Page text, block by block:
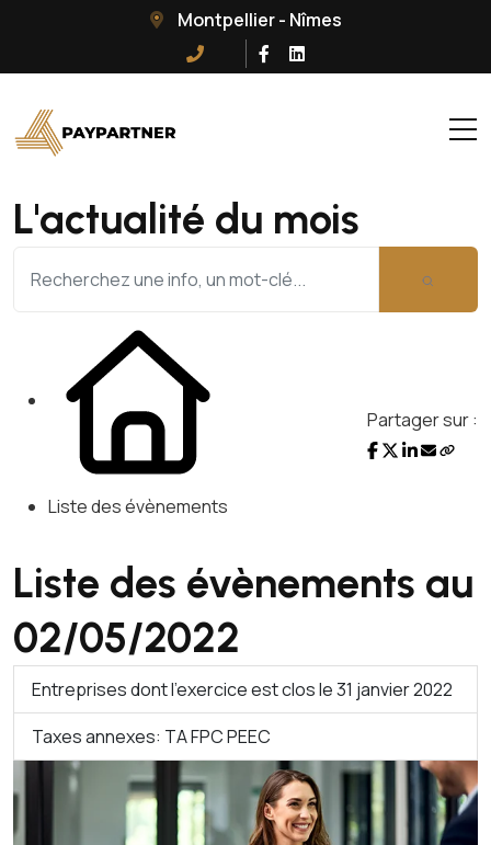
Montpellier - Nîmes
L'actualité du mois
Liste des évènements
Partager sur :
Liste des évènements au
02/05/2022
Entreprises dont l'exercice est clos le 31 janvier 2022
Taxes annexes: TA FPC PEEC